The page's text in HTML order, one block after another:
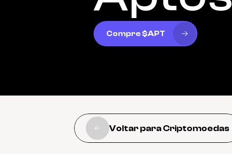
Compre $APT
Voltar para Criptomoedas